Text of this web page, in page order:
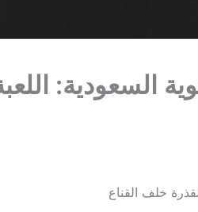
السعودية:
خلف القناع